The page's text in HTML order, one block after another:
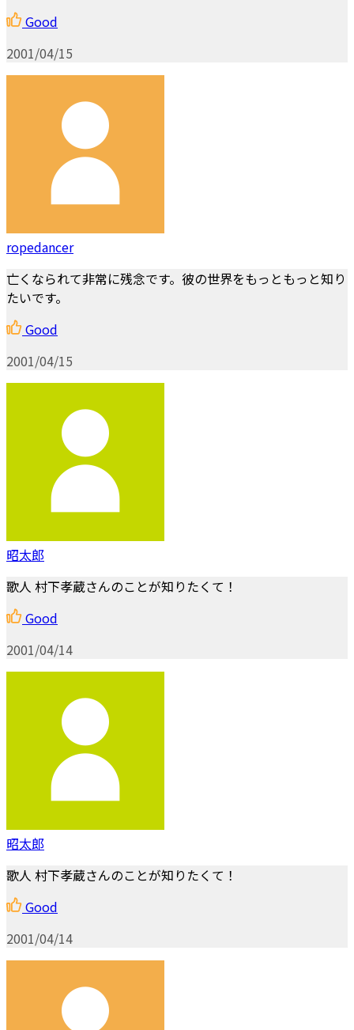
Good
2001/04/15
ropedancer
亡くなられて非常に残念です。彼の世界をもっともっと知り
たいです。
Good
2001/04/15
昭太郎
歌人 村下孝蔵さんのことが知りたくて！
Good
2001/04/14
昭太郎
歌人 村下孝蔵さんのことが知りたくて！
Good
2001/04/14